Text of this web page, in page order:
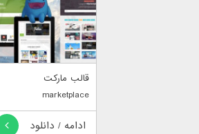
قالب مارکت
marketplace
ادامه / دانلود